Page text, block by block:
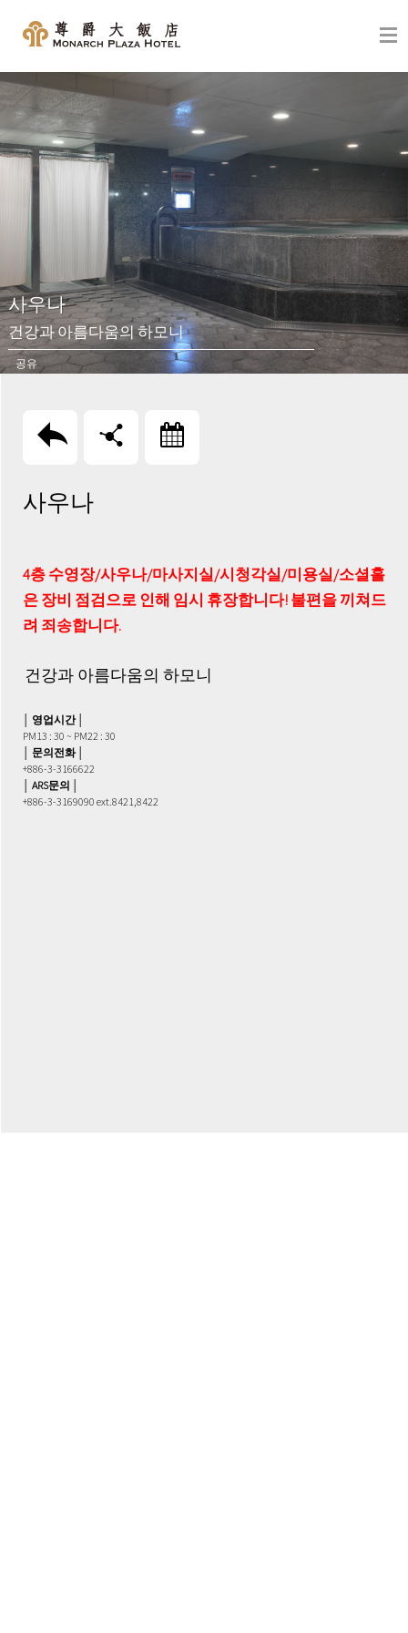
사우나
건강과 아름다움의 하모니
공유
回上頁
사우나
4층 수영장/사우나/마사지실/시청각실/미용실/소셜홀
은 장비 점검으로 인해 임시 휴장합니다! 불편을 끼쳐드
려 죄송합니다.
건강과 아름다움의 하모니
│ 영업시간 │
PM13 : 30 ~ PM22 : 30
│ 문의전화 │
+886-3-3166622
│ ARS문의 │
+886-3-3169090 ext.8421,8422